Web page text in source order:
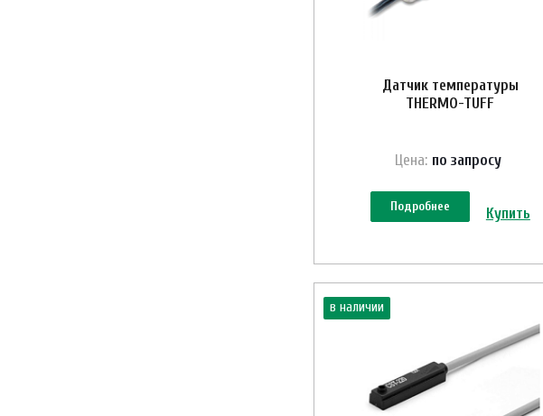
Датчик температуры
THERMO-TUFF
Цена: по запросу
Подробнее Купить
в наличии